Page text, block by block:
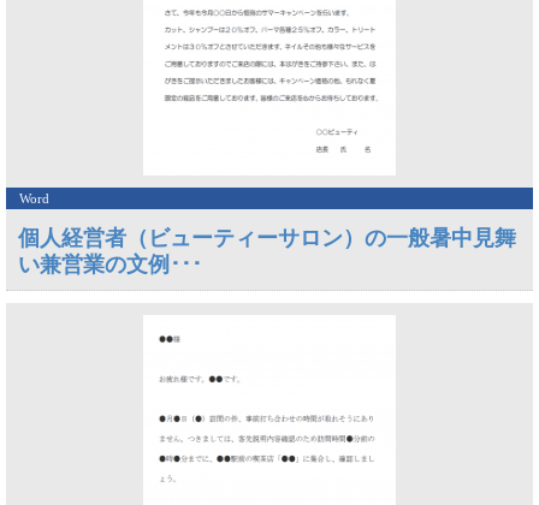
Word
個人経営者（ビューティーサロン）の一般暑中見舞
い兼営業の文例･･･